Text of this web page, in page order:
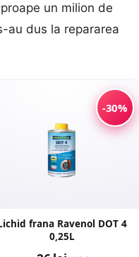
un milion de
au dus la repararea
-30%
frana Ravenol DOT 4
0,25L